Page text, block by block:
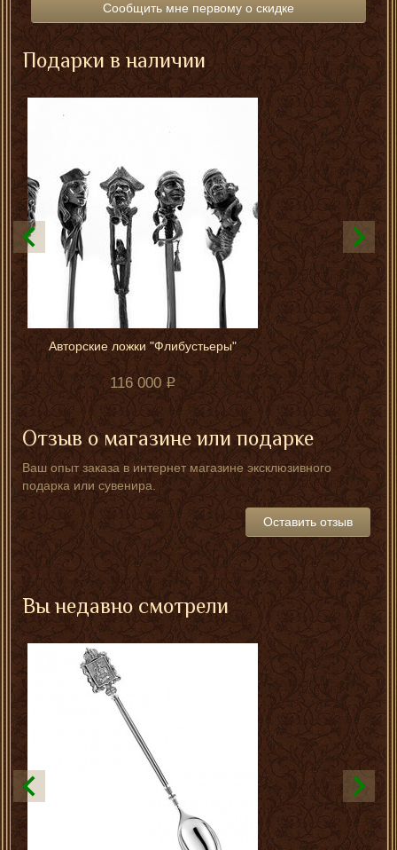
Сообщить мне первому о скидке
Подарки в наличии
Авторские ложки "Флибустьеры"
116 000
Отзыв о магазине или подарке
Ваш опыт заказа в интернет магазине эксклюзивного
подарка или сувенира.
Оставить отзыв
Вы недавно смотрели